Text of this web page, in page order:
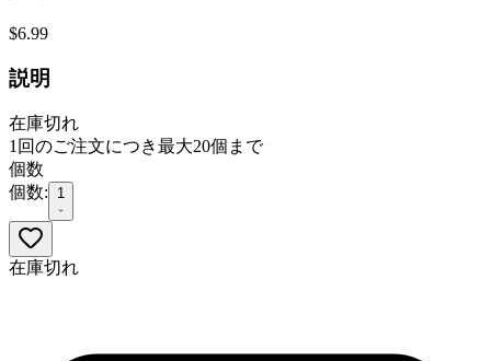
$6.99
説明
在庫切れ
1回のご注文につき最大20個まで
個数
個数:
1
在庫切れ